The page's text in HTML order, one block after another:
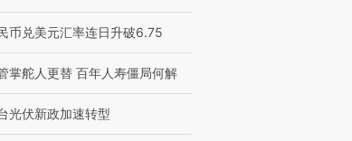
币兑美元汇率连日升破6.75
掌舵人更替 百年人寿僵局何解
光伏新政加速转型